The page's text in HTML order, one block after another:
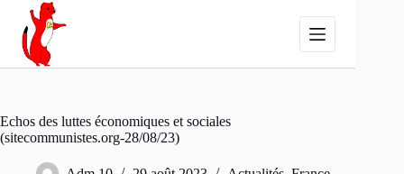
Passer
contenu
Echos des luttes économiques et sociales
(sitecommunistes.org-28/08/23)